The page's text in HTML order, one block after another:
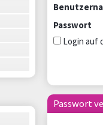
Passwort
Login auf
Passwort